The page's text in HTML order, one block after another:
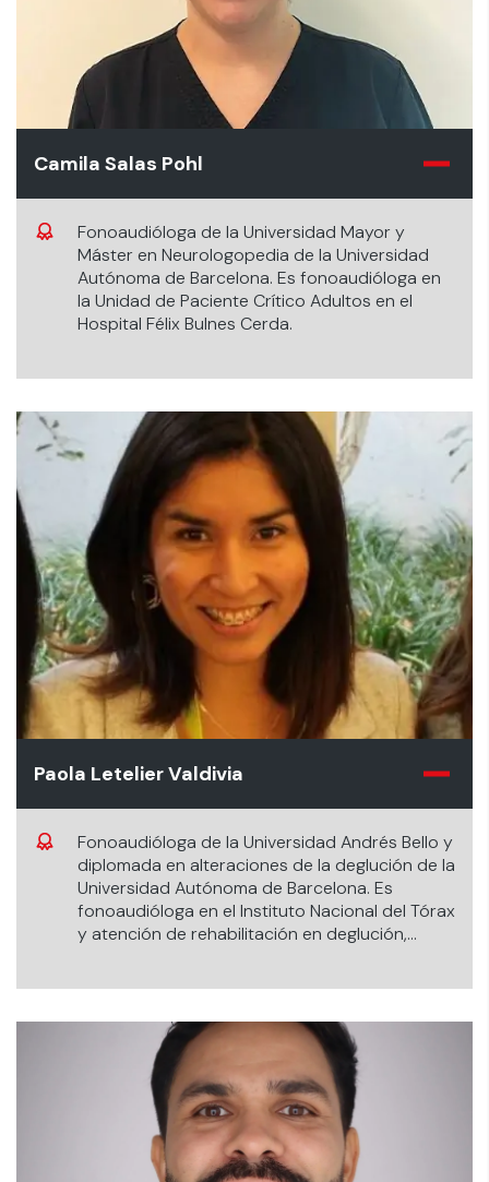
Camila Salas Pohl
Fonoaudióloga de la Universidad Mayor y
Máster en Neurologopedia de la Universidad
Autónoma de Barcelona. Es fonoaudióloga en
la Unidad de Paciente Crítico Adultos en el
Hospital Félix Bulnes Cerda.
Paola Letelier Valdivia
Fonoaudióloga de la Universidad Andrés Bello y
diplomada en alteraciones de la deglución de la
Universidad Autónoma de Barcelona. Es
fonoaudióloga en el Instituto Nacional del Tórax
y atención de rehabilitación en deglución,